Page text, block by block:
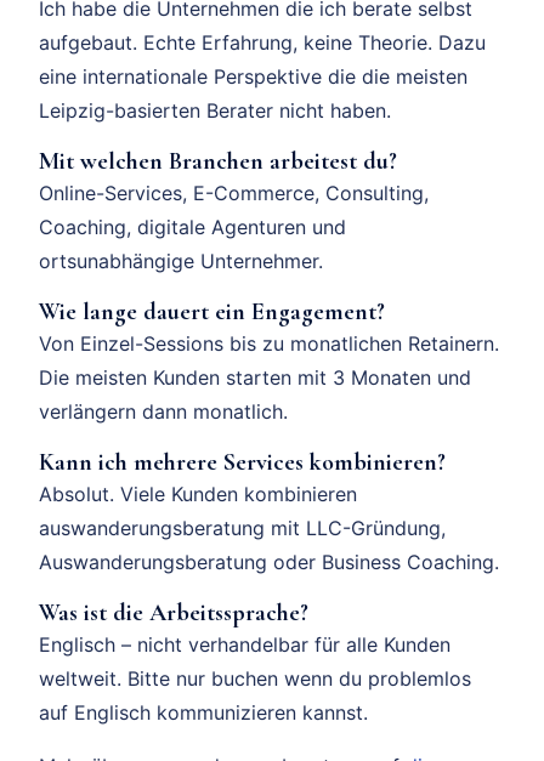
Ich habe die Unternehmen die ich berate selbst
aufgebaut. Echte Erfahrung, keine Theorie. Dazu
eine internationale Perspektive die die meisten
Leipzig-basierten Berater nicht haben.
Mit welchen Branchen arbeitest du?
Online-Services, E-Commerce, Consulting,
Coaching, digitale Agenturen und
ortsunabhängige Unternehmer.
Wie lange dauert ein Engagement?
Von Einzel-Sessions bis zu monatlichen Retainern.
Die meisten Kunden starten mit 3 Monaten und
verlängern dann monatlich.
Kann ich mehrere Services kombinieren?
Absolut. Viele Kunden kombinieren
auswanderungsberatung mit LLC-Gründung,
Auswanderungsberatung oder Business Coaching.
Was ist die Arbeitssprache?
Englisch – nicht verhandelbar für alle Kunden
weltweit. Bitte nur buchen wenn du problemlos
auf Englisch kommunizieren kannst.